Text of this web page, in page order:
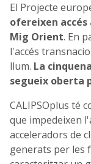
El Projecte
ofereixen accés
Mig Orient. En
l'accés
llum. La
segueix oberta
CALIPSOplus té
que impedeixen
acceleradors de
generats per les